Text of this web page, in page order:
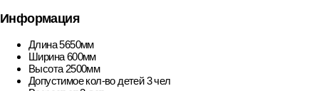
Информация
Длина 5650мм
Ширина 600мм
Высота 2500мм
Допустимое кол-во детей 3 чел